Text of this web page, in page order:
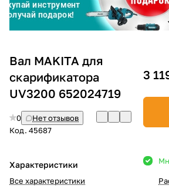
Вал MAKITA для
скарификатора
UV3200 652024719
0
Нет отзывов
Код. 45687
Характеристики
Все характеристики
3
без переплат
График платежей
Сегодня
в корзину